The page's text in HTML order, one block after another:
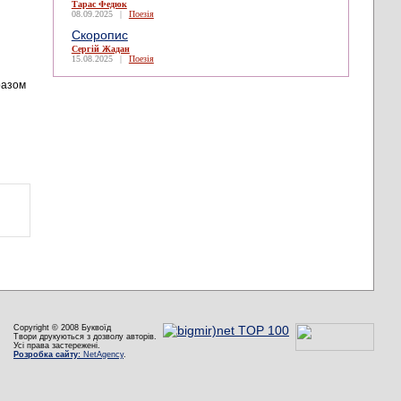
Тарас Федюк
08.09.2025
| Поезія
Скоропис
Сергій Жадан
15.08.2025
| Поезія
Copyright © 2008 Буквоїд
Твори друкуються з дозволу авторів.
Усі права застережені.
Розробка сайту: NetAgency.